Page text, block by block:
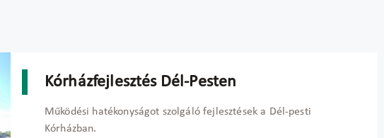
Kórházfejlesztés Dél-Pesten
Működési hatékonyságot szolgáló fejlesztések a Dél-pesti
Kórházban.